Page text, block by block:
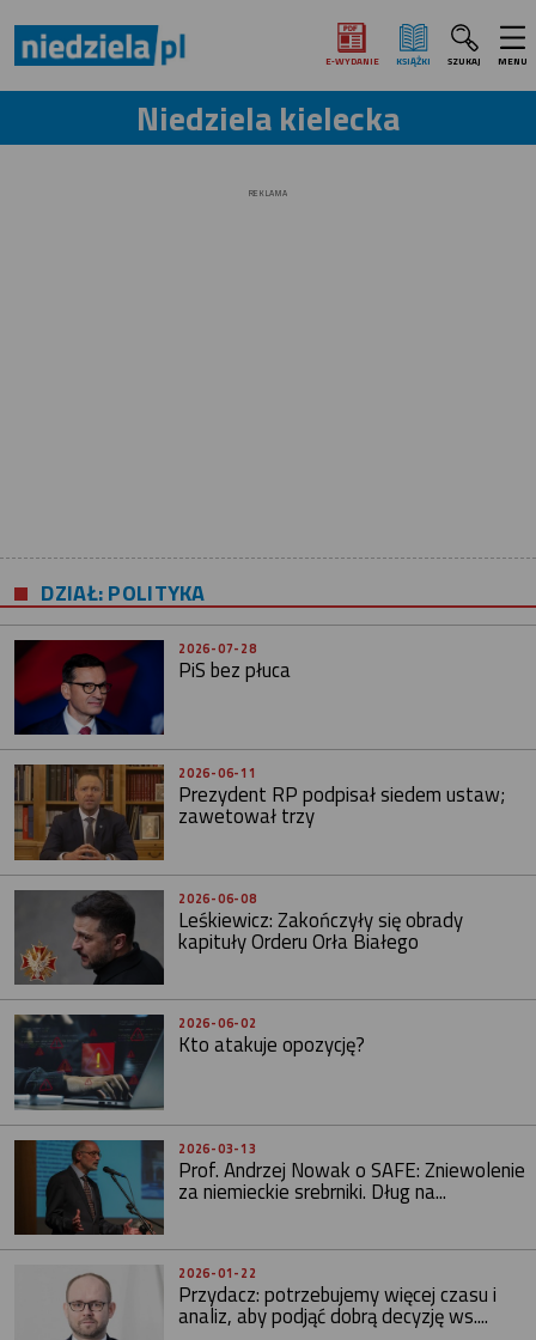
E‑WYDANIE KSIĄŻKI SZUKAJ MENU
Niedziela kielecka
REKLAMA
DZIAŁ: POLITYKA
2026-07-28
PiS bez płuca
2026-06-11
Prezydent RP podpisał siedem ustaw;
zawetował trzy
2026-06-08
Leśkiewicz: Zakończyły się obrady
kapituły Orderu Orła Białego
2026-06-02
Kto atakuje opozycję?
2026-03-13
Prof. Andrzej Nowak o SAFE: Zniewolenie
za niemieckie srebrniki. Dług na...
2026-01-22
Przydacz: potrzebujemy więcej czasu i
analiz, aby podjąć dobrą decyzję ws....